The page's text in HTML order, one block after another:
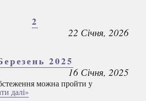
2
22 Січня, 2026
2025
16 Січня, 2025
можна пройти у
далі»